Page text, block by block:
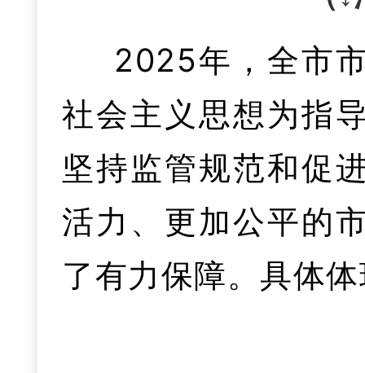
抓实抓好长江大保
实和绿色低碳发展
五”规划纲要编制。
商环境、重点领域
（二）在项目建
工业互联网创新发
级中小企业数字化
城市、中小企业数
六是助企纾困扎
态职业伤害保障试
7万新业态群体实
务模式，建立五方
字鸿沟”，做法入选
格认证率全省第一
现历史性化解，跻
占比显著提高。全
关，完成772.8亿
幅排全省第5。二是
打通铜精矿等大宗
电商。实施“产业带
础、保基本，全市
个县域医共体均达
基层实现全覆盖。
二是医药卫生体
2025年，全市
社会主义思想为指
坚持监管规范和促
活力、更加公平的
了有力保障。具体